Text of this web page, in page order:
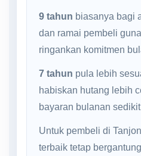
9 tahun biasanya bagi
dan ramai pembeli
ringankan komitmen
7 tahun pula lebih
habiskan hutang lebih
bayaran bulanan
Untuk pembeli di
terbaik tetap